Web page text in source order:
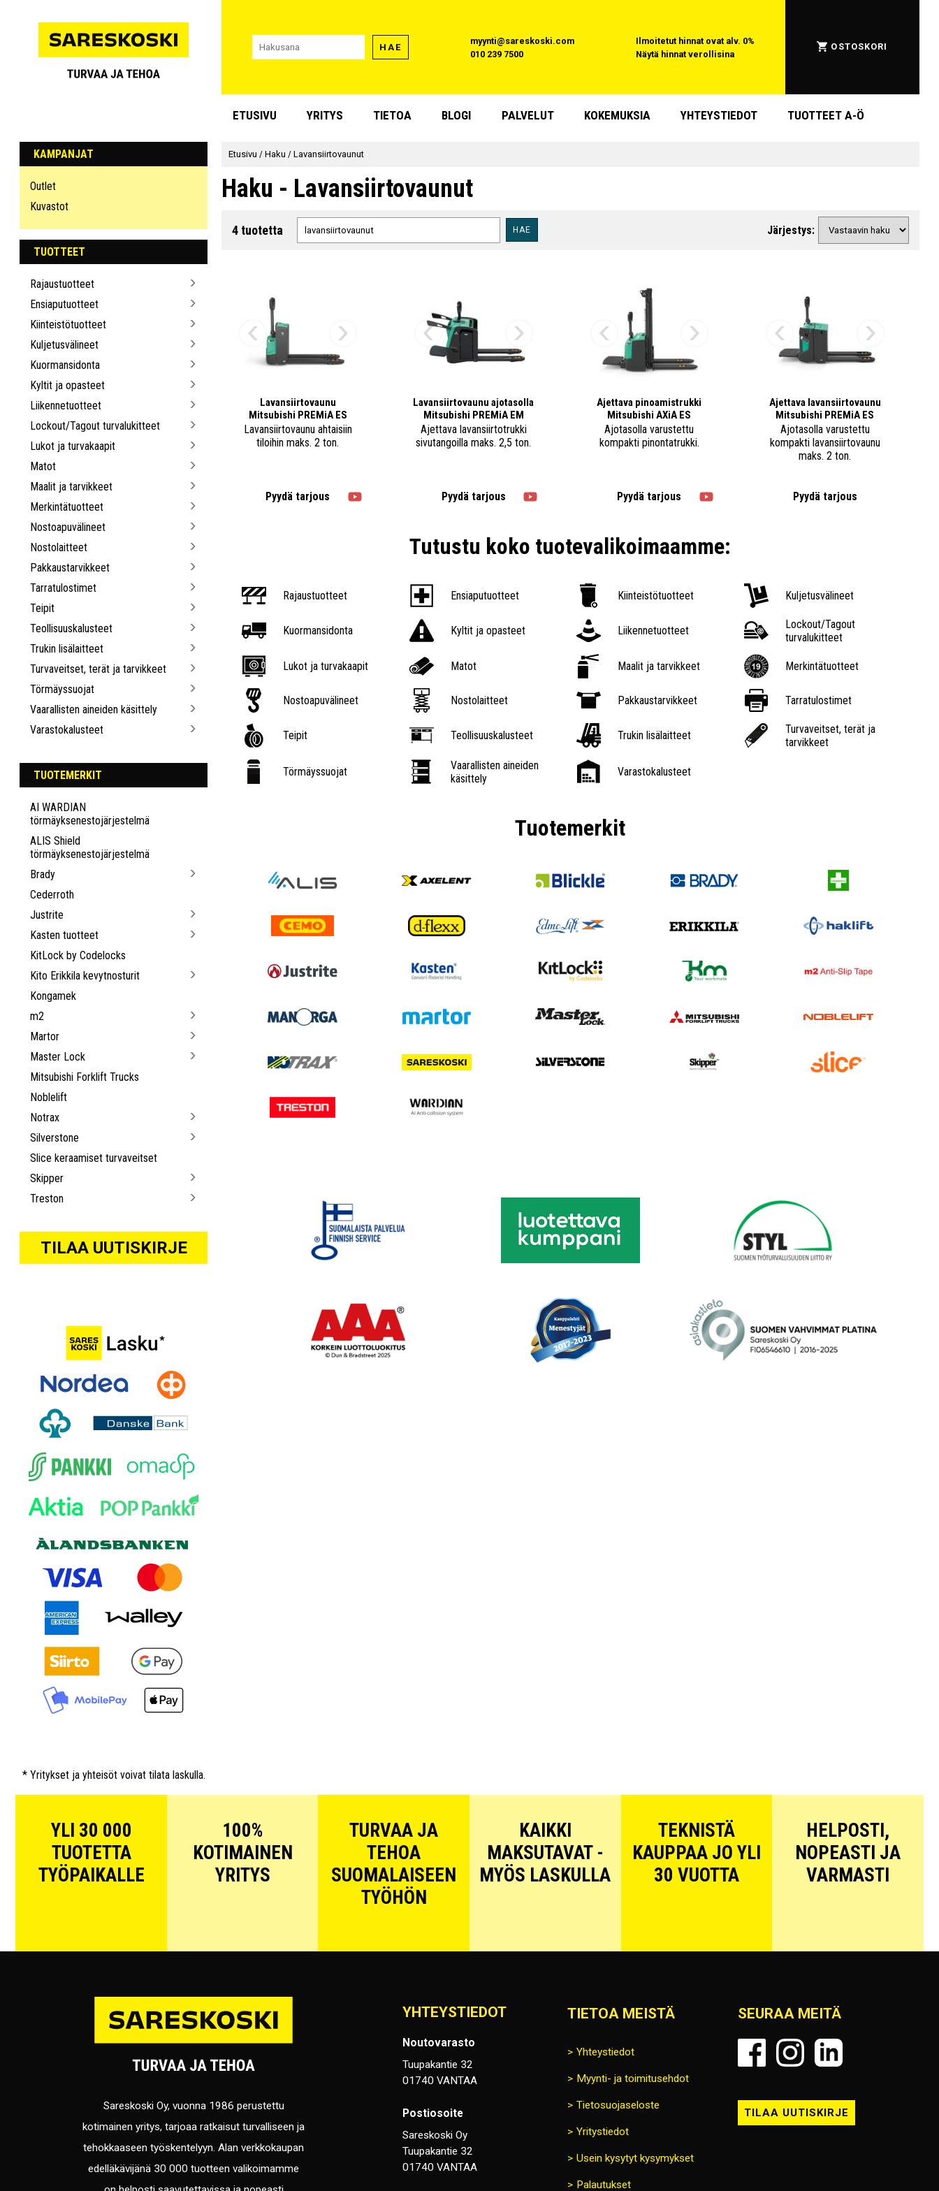
HAE
myynti@sareskoski.com
010 239 7500
Ilmoitetut hinnat ovat alv. 0%
Näytä hinnat verollisina
OSTOSKORI
ETUSIVU YRITYS TIETOA BLOGI PALVELUT KOKEMUKSIA YHTEYSTIEDOT TUOTTEET A-Ö
KAMPANJAT
Outlet
Kuvastot
TUOTTEET
Rajaustuotteet
Ensiaputuotteet
Kiinteistötuotteet
Kuljetusvälineet
Kuormansidonta
Kyltit ja opasteet
Liikennetuotteet
Lockout/Tagout turvalukitteet
Lukot ja turvakaapit
Matot
Maalit ja tarvikkeet
Merkintätuotteet
Nostoapuvälineet
Nostolaitteet
Pakkaustarvikkeet
Tarratulostimet
Teipit
Teollisuuskalusteet
Trukin lisälaitteet
Turvaveitset, terät ja tarvikkeet
Törmäyssuojat
Vaarallisten aineiden käsittely
Varastokalusteet
TUOTEMERKIT
AI WARDIAN
törmäyksenestojärjestelmä
ALIS Shield
törmäyksenestojärjestelmä
Brady
Cederroth
Justrite
Kasten tuotteet
KitLock by Codelocks
Kito Erikkila kevytnosturit
Kongamek
m2
Martor
Master Lock
Mitsubishi Forklift Trucks
Noblelift
Notrax
Silverstone
Slice keraamiset turvaveitset
Skipper
Treston
TILAA UUTISKIRJE
* Yritykset ja yhteisöt voivat tilata laskulla.
Etusivu /Haku /Lavansiirtovaunut
Haku - Lavansiirtovaunut
4 tuotetta HAE Järjestys:
Lavansiirtovaunu
Mitsubishi PREMiA ES
Lavansiirtovaunu ahtaisiin
tiloihin maks. 2 ton.
Pyydä tarjous
Lavansiirtovaunu ajotasolla
Mitsubishi PREMiA EM
Ajettava lavansiirtotrukki
sivutangoilla maks. 2,5 ton.
Pyydä tarjous
Ajettava pinoamistrukki
Mitsubishi AXiA ES
Ajotasolla varustettu
kompakti pinontatrukki.
Pyydä tarjous
Ajettava lavansiirtovaunu
Mitsubishi PREMiA ES
Ajotasolla varustettu
kompakti lavansiirtovaunu
maks. 2 ton.
Pyydä tarjous
Tutustu koko tuotevalikoimaamme:
Rajaustuotteet Ensiaputuotteet Kiinteistötuotteet Kuljetusvälineet
Kuormansidonta Kyltit ja opasteet Liikennetuotteet
Lockout/Tagout
turvalukitteet
Lukot ja turvakaapit Matot Maalit ja tarvikkeet Merkintätuotteet
Nostoapuvälineet Nostolaitteet Pakkaustarvikkeet Tarratulostimet
Teipit Teollisuuskalusteet Trukin lisälaitteet
Turvaveitset, terät ja
tarvikkeet
Törmäyssuojat
Vaarallisten aineiden
käsittely
Varastokalusteet
Tuotemerkit
YLI 30 000
TUOTETTA
TYÖPAIKALLE
100%
KOTIMAINEN
YRITYS
TURVAA JA
TEHOA
SUOMALAISEEN
TYÖHÖN
KAIKKI
MAKSUTAVAT -
MYÖS LASKULLA
TEKNISTÄ
KAUPPAA JO YLI
30 VUOTTA
HELPOSTI,
NOPEASTI JA
VARMASTI
Sareskoski Oy, vuonna 1986 perustettu
kotimainen yritys, tarjoaa ratkaisut turvalliseen ja
tehokkaaseen työskentelyyn. Alan verkkokaupan
edelläkävijänä 30 000 tuotteen valikoimamme
YHTEYSTIEDOT
Noutovarasto
Tuupakantie 32
01740 VANTAA
Postiosoite
Sareskoski Oy
Tuupakantie 32
01740 VANTAA
TIETOA MEISTÄ
Yhteystiedot
Myynti- ja toimitusehdot
Tietosuojaseloste
Yritystiedot
Usein kysytyt kysymykset
Palautukset
SEURAA MEITÄ
TILAA UUTISKIRJE